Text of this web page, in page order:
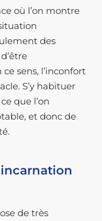
où l’on montre
des
sens, l’inconfort
S’y habituer
que l’on
et donc de
de très